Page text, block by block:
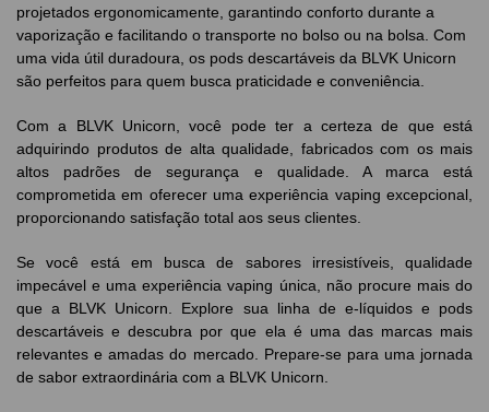
projetados ergonomicamente, garantindo conforto durante a
vaporização e facilitando o transporte no bolso ou na bolsa. Com
uma vida útil duradoura, os pods descartáveis da BLVK Unicorn
são perfeitos para quem busca praticidade e conveniência.
Com a BLVK Unicorn, você pode ter a certeza de que está
adquirindo produtos de alta qualidade, fabricados com os mais
altos padrões de segurança e qualidade. A marca está
comprometida em oferecer uma experiência vaping excepcional,
proporcionando satisfação total aos seus clientes.
Se você está em busca de sabores irresistíveis, qualidade
impecável e uma experiência vaping única, não procure mais do
que a BLVK Unicorn. Explore sua linha de e-líquidos e pods
descartáveis e descubra por que ela é uma das marcas mais
relevantes e amadas do mercado. Prepare-se para uma jornada
de sabor extraordinária com a BLVK Unicorn.